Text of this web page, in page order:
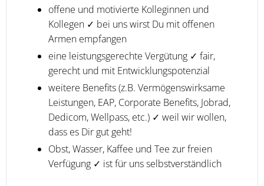
offene und motivierte Kolleginnen und
Kollegen ✓ bei uns wirst Du mit offenen
Armen empfangen
eine leistungsgerechte Vergütung ✓ fair,
gerecht und mit Entwicklungspotenzial
weitere Benefits (z.B. Vermögenswirksame
Leistungen, EAP, Corporate Benefits, Jobrad,
Dedicom, Wellpass, etc.) ✓ weil wir wollen,
dass es Dir gut geht!
Obst, Wasser, Kaffee und Tee zur freien
Verfügung ✓ ist für uns selbstverständlich